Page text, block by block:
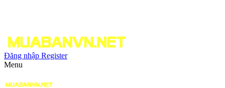
Đăng nhập Register
Menu